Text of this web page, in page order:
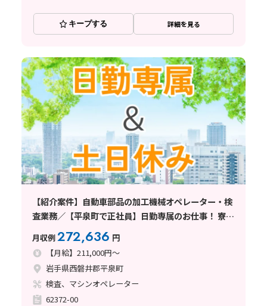
キープする 詳細を見る
【紹介案件】自動車部品の加工機械オペレーター・検
査業務／【平泉町で正社員】日勤専属のお仕事！ 寮費
半額補助もあります！
月収例272,636 円
【月給】211,000円～
岩手県西磐井郡平泉町
検査、マシンオペレーター
62372-00